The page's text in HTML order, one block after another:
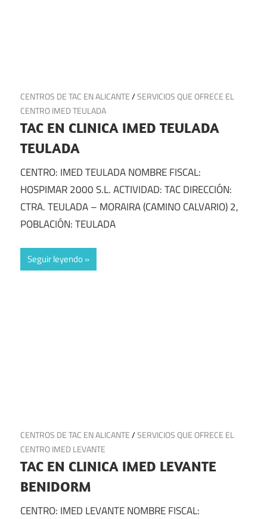
6 de abril de 2025
CENTROS DE TAC EN ALICANTE/SERVICIOS QUE OFRECE EL
CENTRO IMED TEULADA
TAC EN CLINICA IMED TEULADA
TEULADA
CENTRO: IMED TEULADA NOMBRE FISCAL:
HOSPIMAR 2000 S.L. ACTIVIDAD: TAC DIRECCIÓN:
CTRA. TEULADA – MORAIRA (CAMINO CALVARIO) 2,
POBLACIÓN: TEULADA
Seguir leyendo
8 de marzo de 2025
CENTROS DE TAC EN ALICANTE/SERVICIOS QUE OFRECE EL
CENTRO IMED LEVANTE
TAC EN CLINICA IMED LEVANTE
BENIDORM
CENTRO: IMED LEVANTE NOMBRE FISCAL: